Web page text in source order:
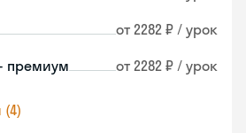
от 2282 ₽ / урок
премиум от 2282 ₽ / урок
(4)